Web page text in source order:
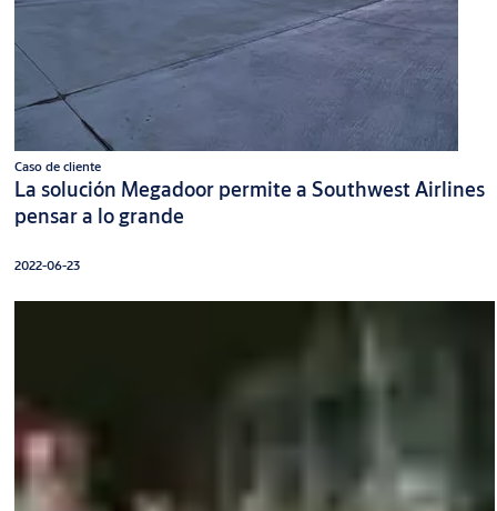
Caso de cliente
La solución Megadoor permite a Southwest Airlines
pensar a lo grande
2022-06-23